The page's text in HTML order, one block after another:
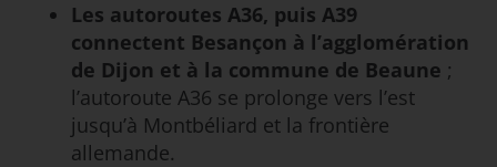
Les autoroutes A36, puis A39
connectent Besançon à l’agglomération
de Dijon et à la commune de Beaune ;
l’autoroute A36 se prolonge vers l’est
jusqu’à Montbéliard et la frontière
allemande.